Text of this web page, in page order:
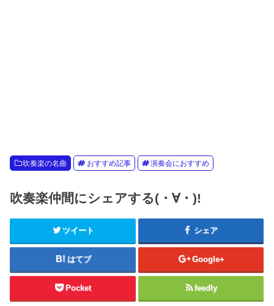
吹奏楽の名曲 おすすめ記事 演奏会におすすめ
吹奏楽仲間にシェアする(・∀・)!
ツイート シェア
はてブ Google+
Pocket feedly